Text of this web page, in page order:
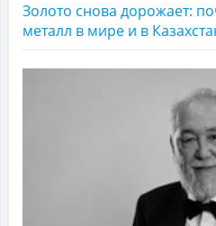
Золото снова дорожает:
металл в мире и в